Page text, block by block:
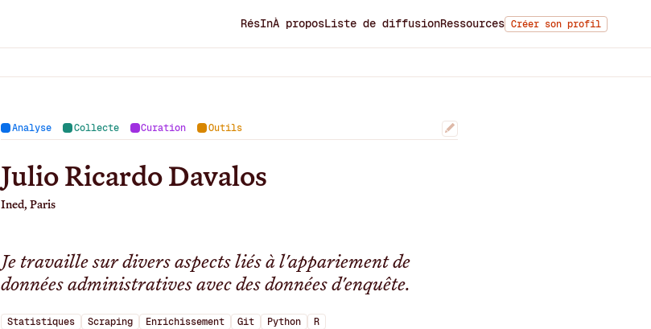
RésInÀ proposListe de diffusionRessources Créer son profil
Analyse Collecte Curation Outils
Julio Ricardo Davalos
Ined, Paris
Je travaille sur divers aspects liés à l'appariement de
données administratives avec des données d'enquête.
Statistiques Scraping Enrichissement Git Python R